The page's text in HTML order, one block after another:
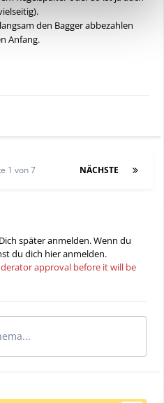
wie hoch soll dein
größere Sachen machst du
und es gibt noch viel, viel
du es dir vorstellst.
den Bagger abbezahlen
Anfang.
NÄCHSTE
1 von 7
später anmelden. Wenn du
du dich hieranmelden.
approval before it will be